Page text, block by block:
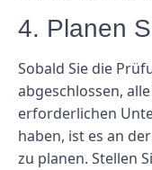
4. Planen
Sobald Sie die
abgeschlossen,
erforderlichen
haben, ist es an
zu planen. Stellen